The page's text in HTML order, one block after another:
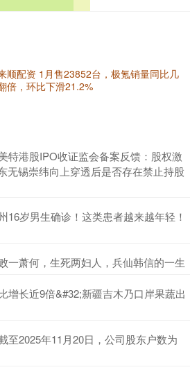
顺配资 1月售23852台，极氪销量同比几
倍，环比下滑21.2%
特港股IPO收证监会备案反馈：股权激
无锡崇纬向上穿透后是否存在禁止持股
16岁男生确诊！这类患者越来越年轻！
一萧何，生死两妇人，兵仙韩信的一生
增长近9倍&#32;新疆吉木乃口岸果蔬出
至2025年11月20日，公司股东户数为